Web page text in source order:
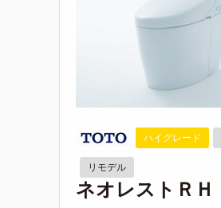
ハイグレード
リモデル
ネオレストＲＨ